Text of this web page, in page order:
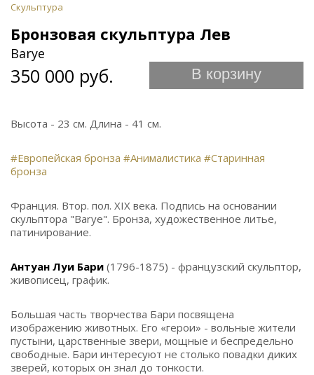
Скульптура
Бронзовая скульптура Лев
Barye
350 000 руб. В корзину
Высота - 23 см. Длина - 41 см.
#Европейская бронза #Анималистика #Старинная
бронза
Франция. Втор. пол. XIX века. Подпись на основании
скульптора "Barye". Бронза, художественное литье,
патинирование.
Антуан Луи Бари (1796-1875) - французский скульптор,
живописец, график.
Большая часть творчества Бари посвящена
изображению животных. Его «герои» - вольные жители
пустыни, царственные звери, мощные и беспредельно
свободные. Бари интересуют не столько повадки диких
зверей, которых он знал до тонкости.